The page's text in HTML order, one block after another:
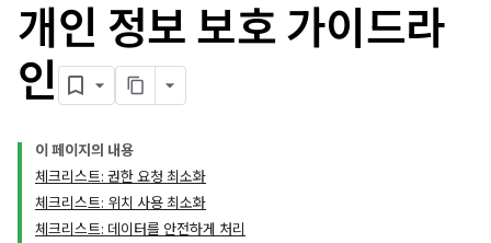
개인 정보 보호 가이드라
인
이 페이지의 내용
체크리스트: 권한 요청 최소화
체크리스트: 위치 사용 최소화
체크리스트: 데이터를 안전하게 처리